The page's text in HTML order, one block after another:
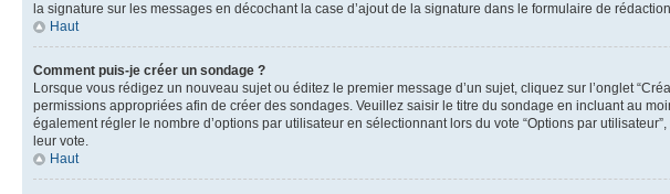
la signature sur les messages en décochant la case d’ajout de la signature dans le formulaire de
Haut
Comment puis-je créer un sondage ?
Lorsque vous rédigez un nouveau sujet ou éditez le premier message d’un sujet, cliquez sur l’onglet
permissions appropriées afin de créer des sondages. Veuillez saisir le titre du sondage en incluant au
également régler le nombre d’options par utilisateur en sélectionnant lors du vote “Options par
leur vote.
Haut